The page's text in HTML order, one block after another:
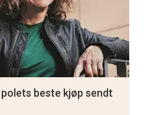
beste kjøp sendt